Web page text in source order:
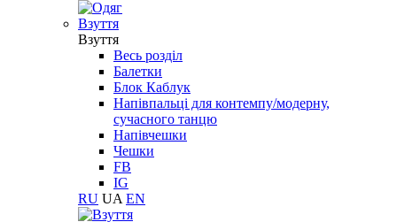
Взуття
Взуття
Весь розділ
Балетки
Блок Каблук
Напівпальці для контемпу/модерну,
сучасного танцю
Напівчешки
Чешки
FB
IG
RU UA EN